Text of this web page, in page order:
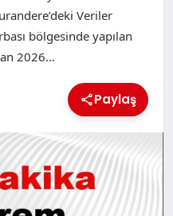
Veriler
bölgesinde yapılan
2026…
Paylaş